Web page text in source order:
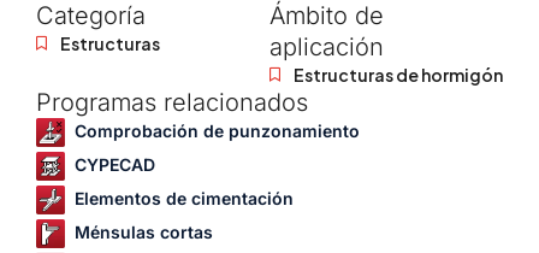
Categoría
Estructuras
Ámbito de
aplicación
Estructuras de hormigón
Programas relacionados
Comprobación de punzonamiento
CYPECAD
Elementos de cimentación
Ménsulas cortas